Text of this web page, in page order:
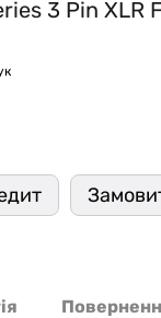
3 Pin XLR